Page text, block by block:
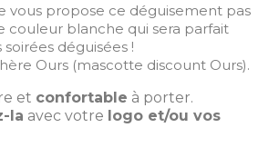
vous propose ce déguisement pas
couleur blanche qui sera parfait
déguisées !
Ours (mascotte discount Ours).
et confortable à porter.
la avec votre logo et/ou vos